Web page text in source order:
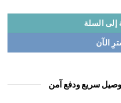
سريع ودفع آمن